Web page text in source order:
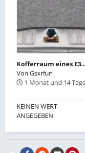
Kofferraum eines E30-
Von Gsxrfun
1 Monat und 14 Tage
KEINEN WERT
ANGEGEBEN